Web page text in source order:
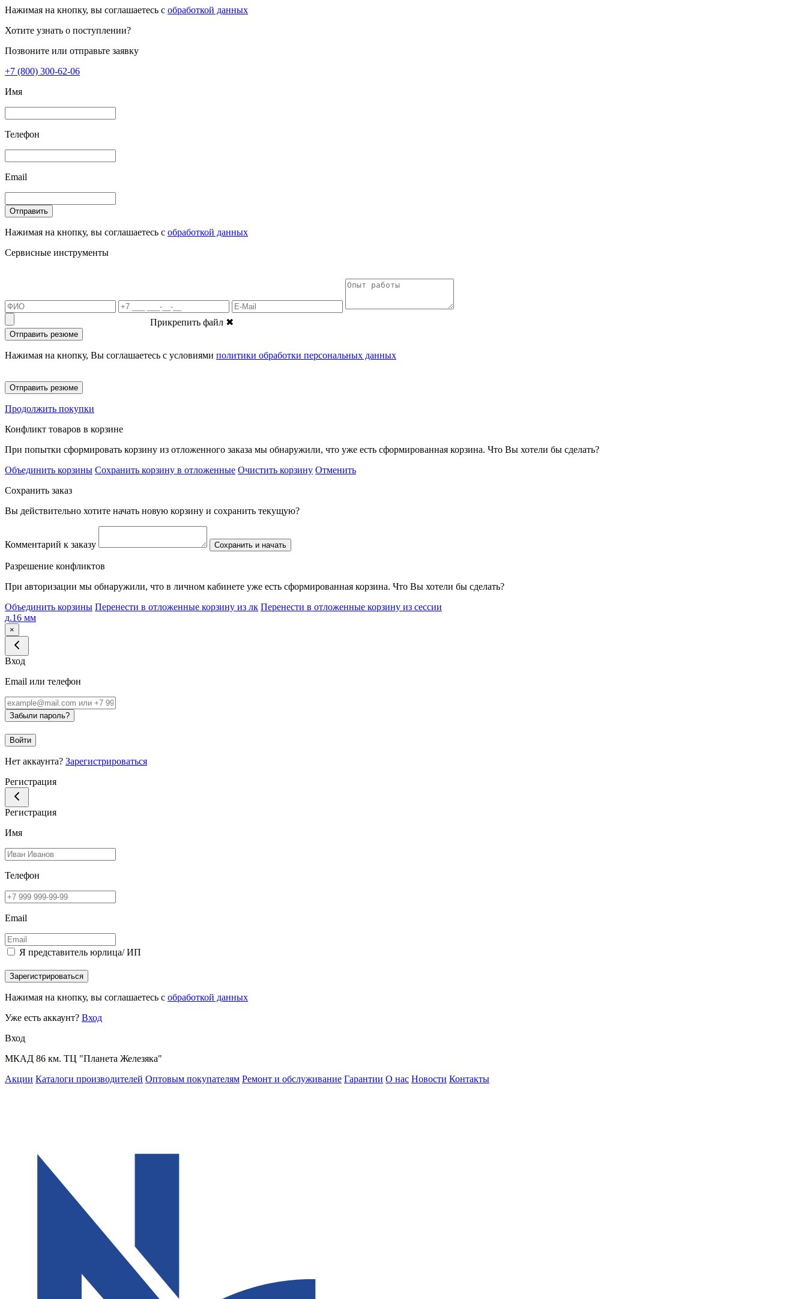
Нажимая на кнопку, вы соглашаетесь с обработкой данных
Хотите узнать о поступлении?
Позвоните или отправьте заявку
+7 (800) 300-62-06
Имя
Телефон
Email
Отправить
Нажимая на кнопку, вы соглашаетесь с обработкой данных
Сервисные инструменты
Прикрепить файл ✖
Отправить резюме
Нажимая на кнопку, Вы соглашаетесь с условиями политики обработки персональных данных
Отправить резюме
Продолжить покупки
Конфликт товаров в корзине
При попытки сформировать корзину из отложенного заказа мы обнаружили, что уже есть сформированная корзина. Что Вы хотели бы сделать?
Объединить корзины Сохранить корзину в отложенные Очистить корзину Отменить
Сохранить заказ
Вы действительно хотите начать новую корзину и сохранить текущую?
Комментарий к заказу Сохранить и начать
Разрешение конфликтов
При авторизации мы обнаружили, что в личном кабинете уже есть сформированная корзина. Что Вы хотели бы сделать?
Объединить корзины Перенести в отложенные корзину из лк Перенести в отложенные корзину из сессии
д.16 мм
×
Вход
Email или телефон
Забыли пароль?
Войти
Нет аккаунта? Зарегистрироваться
Регистрация
Регистрация
Имя
Телефон
Email
Я представитель юрлица/ ИП
Зарегистрироваться
Нажимая на кнопку, вы соглашаетесь с обработкой данных
Уже есть аккаунт? Вход
Вход
МКАД 86 км. ТЦ "Планета Железяка"
Акции Каталоги производителей Оптовым покупателям Ремонт и обслуживание Гарантии О нас Новости Контакты